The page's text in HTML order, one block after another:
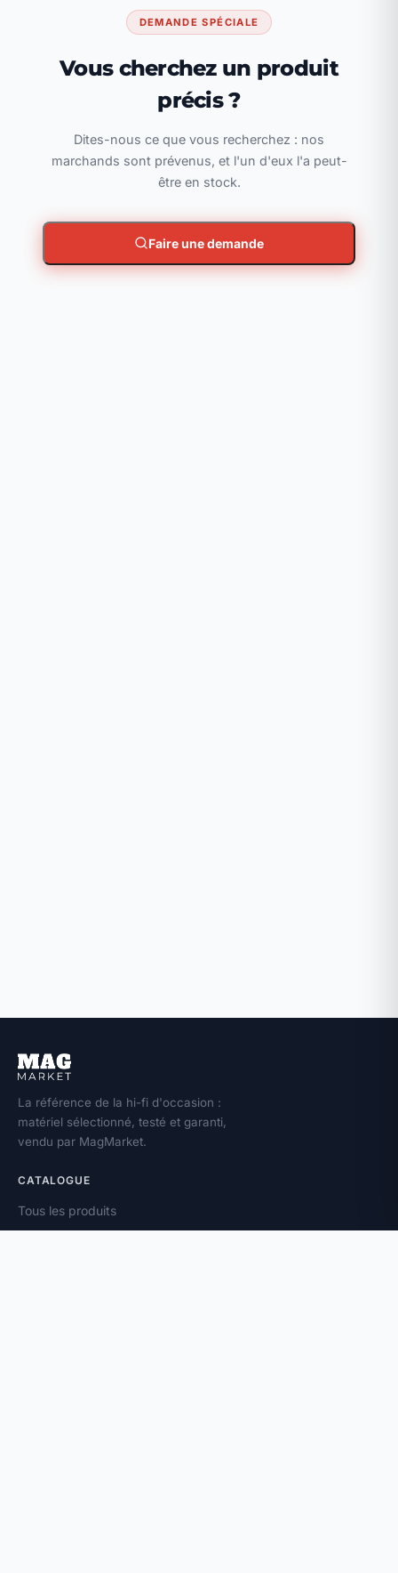
DEMANDE SPÉCIALE
Vous cherchez un produit
précis ?
Dites-nous ce que vous recherchez : nos
marchands sont prévenus, et l'un d'eux l'a peut-
être en stock.
Faire une demande
La référence de la hi-fi d'occasion :
matériel sélectionné, testé et garanti,
vendu par MagMarket.
CATALOGUE
Tous les produits
Toutes les marques